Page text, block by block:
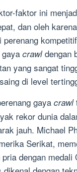
faktor ini
dan oleh
perenang
crawldengan
yang sangat
di level
gaya crawl
rekor dunia
jauh. Michael
Serikat,
dengan medali